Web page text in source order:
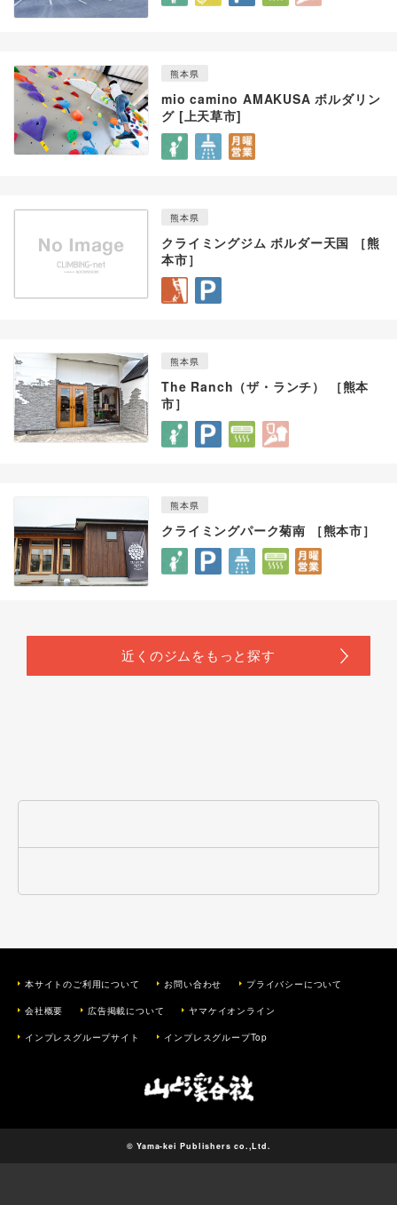
熊本県
mio camino AMAKUSA ボルダリン
グ [上天草市]
熊本県
クライミングジム ボルダー天国 ［熊
本市］
熊本県
The Ranch（ザ・ランチ） ［熊本
市］
熊本県
クライミングパーク菊南 ［熊本市］
本サイトのご利用について お問い合わせ プライバシーについて
会社概要 広告掲載について ヤマケイオンライン
インプレスグループサイト インプレスグループTop
© Yama-kei Publishers co.,Ltd.